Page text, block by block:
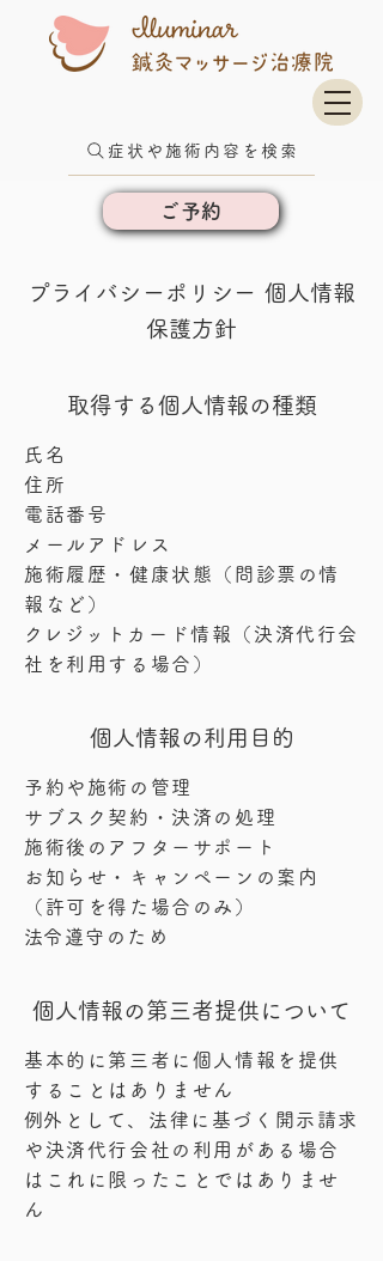
症状や施術内容を検索
ご予約
プライバシーポリシー 個人情報
保護方針
​取得する個人情報の種類
氏名
住所
電話番号
メールアドレス
施術履歴・健康状態（問診票の情
報など）
​クレジットカード情報（決済代行会
社を利用する場合）
個人情報の利用目的
予約や施術の管理
サブスク契約・決済の処理
施術後のアフターサポート
お知らせ・キャンペーンの案内
（許可を得た場合のみ）
​法令遵守のため
個人情報の第三者提供について
基本的に第三者に個人情報を提供
することはありません
​例外として、法律に基づく開示請求
や決済代行会社の利用がある場合
はこれに限ったことではありませ
ん